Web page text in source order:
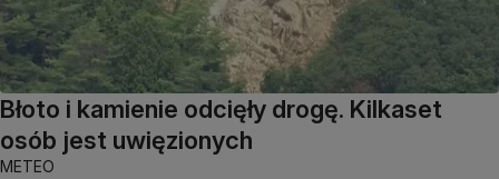
Błoto i kamienie odcięły drogę. Kilkaset
osób jest uwięzionych
METEO